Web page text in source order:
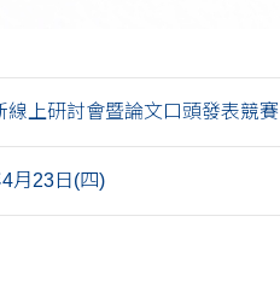
線上研討會暨論文口頭發表競賽
4月23日(四)